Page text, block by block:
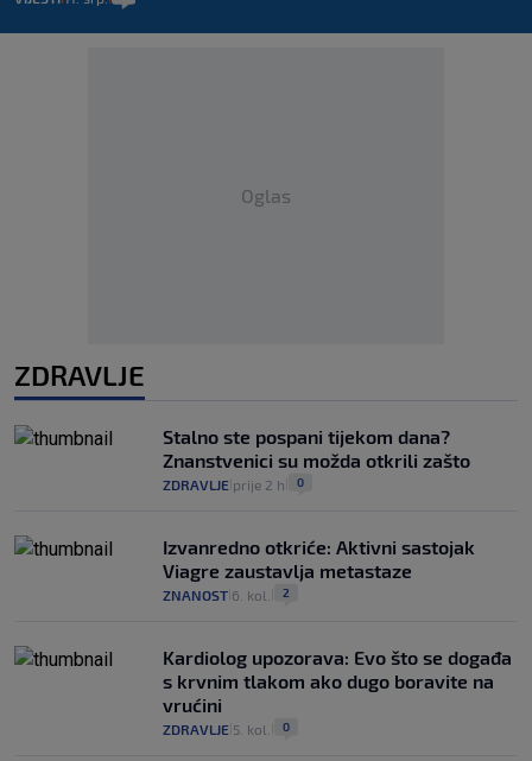
Oglas
ZDRAVLJE
Stalno ste pospani tijekom dana?
Znanstvenici su možda otkrili zašto
ZDRAVLJE prije 2 h 0
Izvanredno otkriće: Aktivni sastojak
Viagre zaustavlja metastaze
ZNANOST 6. kol. 2
Kardiolog upozorava: Evo što se događa
s krvnim tlakom ako dugo boravite na
vrućini
ZDRAVLJE 5. kol. 0